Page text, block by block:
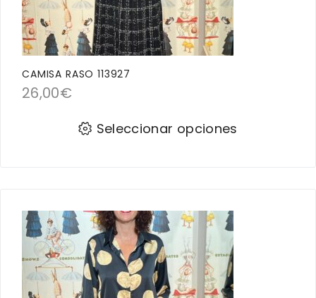
CAMISA RASO 113927
26,00€
Seleccionar opciones